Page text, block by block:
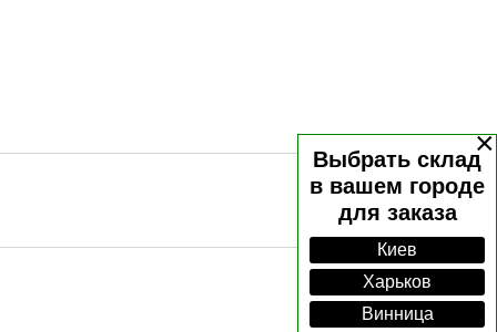
×
Выбрать склад
в вашем городе
для заказа
Киев
Харьков
Винница